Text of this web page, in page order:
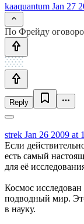
kaaquantum Jan 27
По Фрейду
Reply
strek Jan 26 2009 at
Если
есть самый
для её
Космос
подводный мир.
в науку.